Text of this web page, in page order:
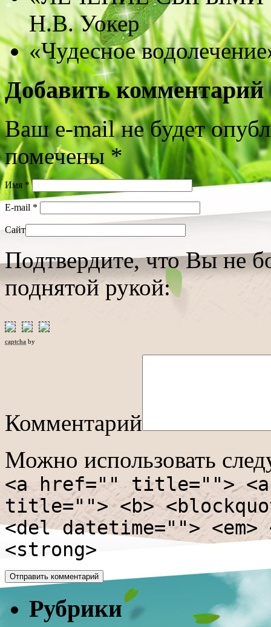
Н.В. Уокер
«Чудесное
Добавить комментарий
Ваш e-mail не будет
помечены*
Имя *
E-mail *
Сайт
Подтвердите, что Вы не
поднятой рукой:
captcha by
Комментарий
Можно использовать
<a href="" title="">
title=""> <b>
<del datetime="">
<strong>
Рубрики